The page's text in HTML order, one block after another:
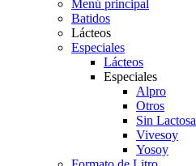
Menú principal
Batidos
Lácteos
Especiales
Lácteos
Especiales
Alpro
Otros
Sin Lactosa
Vivesoy
Yosoy